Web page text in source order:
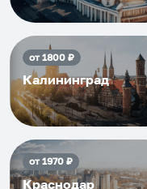
от1800₽
Калининград
от1970₽
Краснодар